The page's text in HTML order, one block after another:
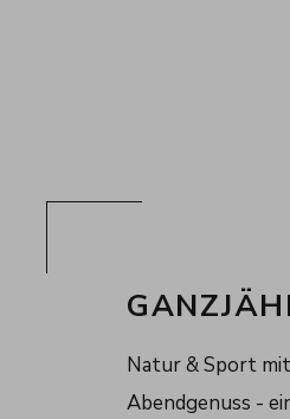
Natur & Sport
Abendgenuss -